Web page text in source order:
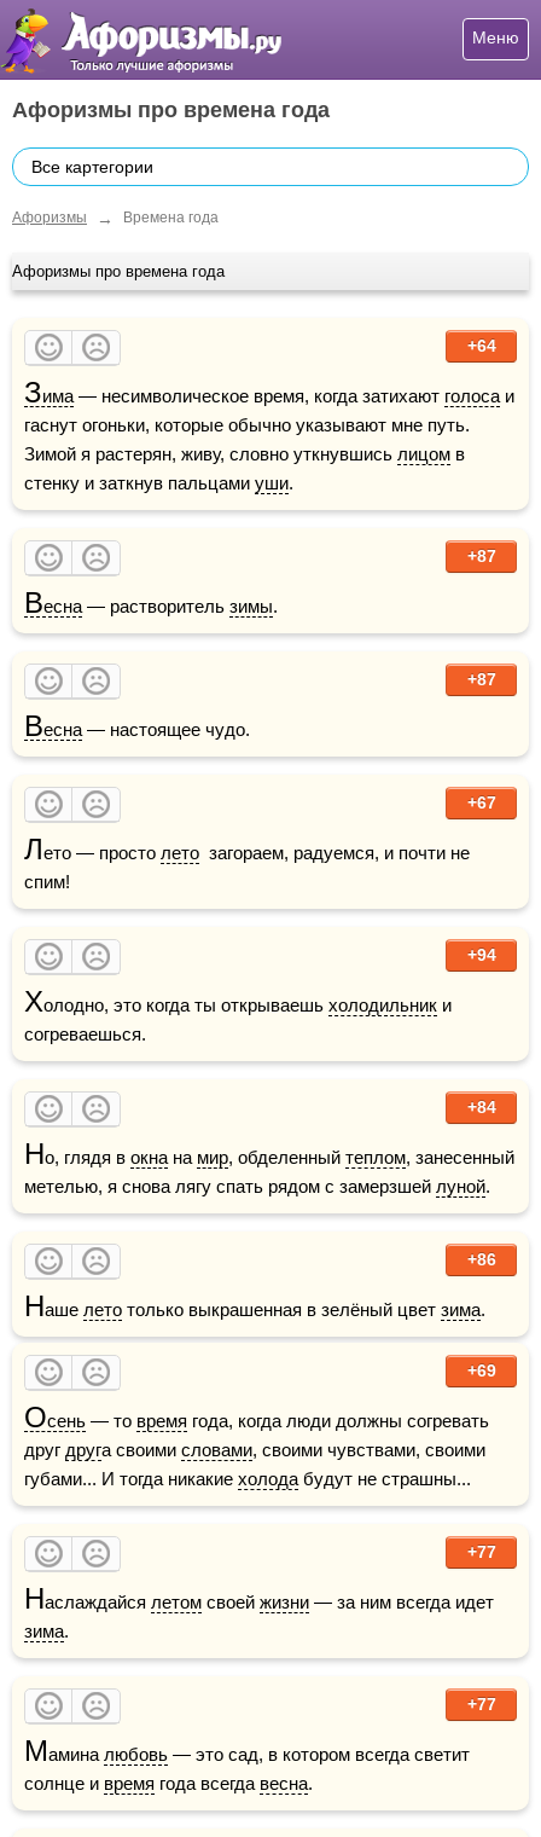
Меню
Афоризмы про времена года
Все картегории
Афоризмы → Времена года
Афоризмы про времена года
+64
Зима — несимволическое время, когда затихают голоса и
гаснут огоньки, которые обычно указывают мне путь.
Зимой я растерян, живу, словно уткнувшись лицом в
стенку и заткнув пальцами уши.
+87
Весна — растворитель зимы.
+87
Весна — настоящее чудо.
+67
Лето — просто лето
  загораем, радуемся, и почти не
спим!
+94
Холодно, это когда ты открываешь холодильник и
согреваешься.
+84
Но, глядя в окна на мир, обделенный теплом, занесенный
метелью, я снова лягу спать рядом с замерзшей луной.
+86
Наше лето только выкрашенная в зелёный цвет зима.
+69
Осень — то время года, когда люди должны согревать
друг друга своими словами, своими чувствами, своими
губами... И тогда никакие холода будут не страшны...
+77
Наслаждайся летом своей жизни
зима.
+77
Мамина любовь — это сад, в котором всегда светит
солнце и время года всегда весна.